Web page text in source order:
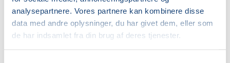
analysepartnere. Vores partnere kan kombinere disse
data med andre oplysninger, du har givet dem, eller som
de har indsamlet fra din brug af deres tjenester.
vil fortælle om uld i et klimaperspektiv og om
hvilket uld man kan vælge. Vi vælger dogme-
og fristrik som et modsvar på den